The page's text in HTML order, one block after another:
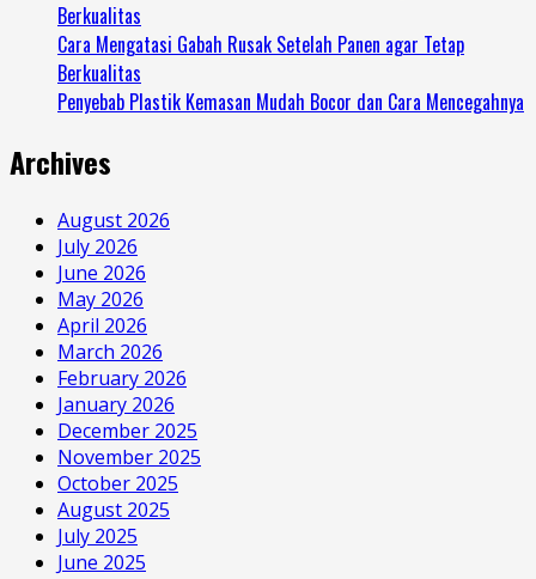
Berkualitas
Cara Mengatasi Gabah Rusak Setelah Panen agar Tetap
Berkualitas
Penyebab Plastik Kemasan Mudah Bocor dan Cara Mencegahnya
Archives
August 2026
July 2026
June 2026
May 2026
April 2026
March 2026
February 2026
January 2026
December 2025
November 2025
October 2025
August 2025
July 2025
June 2025